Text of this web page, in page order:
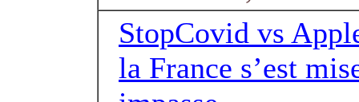
StopCovid vs
la France s’est